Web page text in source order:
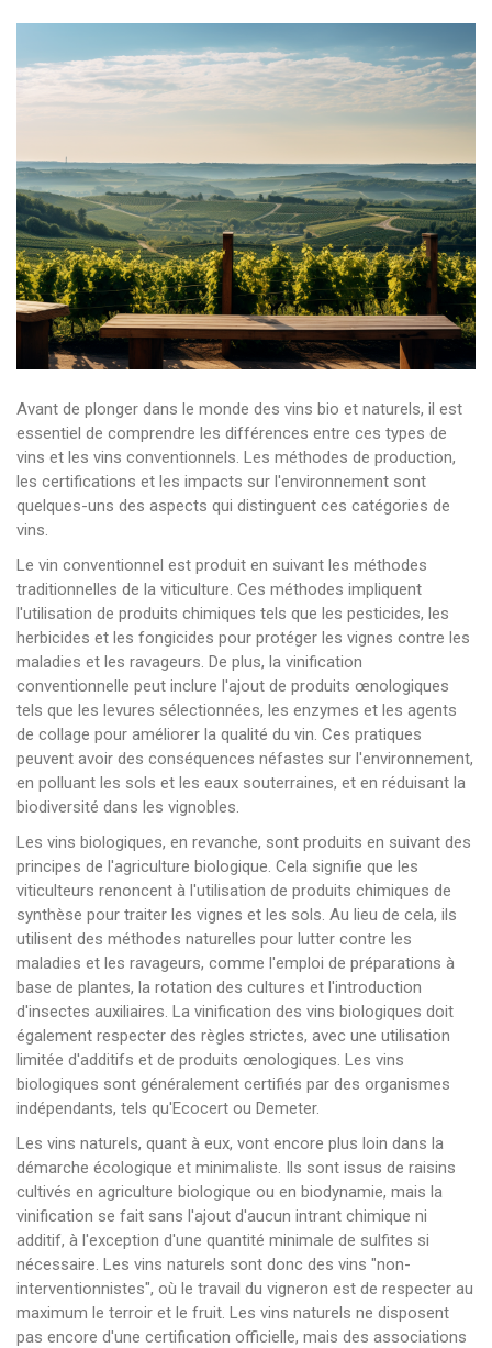
Avant de plonger dans le monde des vins bio et naturels, il est
essentiel de comprendre les différences entre ces types de
vins et les vins conventionnels. Les méthodes de production,
les certifications et les impacts sur l'environnement sont
quelques-uns des aspects qui distinguent ces catégories de
vins.
Le vin conventionnel est produit en suivant les méthodes
traditionnelles de la viticulture. Ces méthodes impliquent
l'utilisation de produits chimiques tels que les pesticides, les
herbicides et les fongicides pour protéger les vignes contre les
maladies et les ravageurs. De plus, la vinification
conventionnelle peut inclure l'ajout de produits œnologiques
tels que les levures sélectionnées, les enzymes et les agents
de collage pour améliorer la qualité du vin. Ces pratiques
peuvent avoir des conséquences néfastes sur l'environnement,
en polluant les sols et les eaux souterraines, et en réduisant la
biodiversité dans les vignobles.
Les vins biologiques, en revanche, sont produits en suivant des
principes de l'agriculture biologique. Cela signifie que les
viticulteurs renoncent à l'utilisation de produits chimiques de
synthèse pour traiter les vignes et les sols. Au lieu de cela, ils
utilisent des méthodes naturelles pour lutter contre les
maladies et les ravageurs, comme l'emploi de préparations à
base de plantes, la rotation des cultures et l'introduction
d'insectes auxiliaires. La vinification des vins biologiques doit
également respecter des règles strictes, avec une utilisation
limitée d'additifs et de produits œnologiques. Les vins
biologiques sont généralement certifiés par des organismes
indépendants, tels qu'Ecocert ou Demeter.
Les vins naturels, quant à eux, vont encore plus loin dans la
démarche écologique et minimaliste. Ils sont issus de raisins
cultivés en agriculture biologique ou en biodynamie, mais la
vinification se fait sans l'ajout d'aucun intrant chimique ni
additif, à l'exception d'une quantité minimale de sulfites si
nécessaire. Les vins naturels sont donc des vins "non-
interventionnistes", où le travail du vigneron est de respecter au
maximum le terroir et le fruit. Les vins naturels ne disposent
pas encore d'une certification officielle, mais des associations